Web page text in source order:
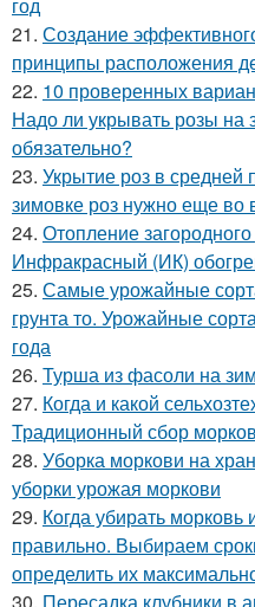
год
21. Создание
принципы расположения
22. 10 проверенных
Надо ли укрывать розы на
обязательно?
23. Укрытие роз в средней
зимовке роз нужно еще во
24. Отопление
Инфракрасный (ИК)
25. Самые урожайные
грунта то. Урожайные
года
26. Турша из фасоли на
27. Когда и какой
Традиционный сбор
28. Уборка моркови на
уборки урожая моркови
29. Когда убирать морковь
правильно. Выбираем
определить их